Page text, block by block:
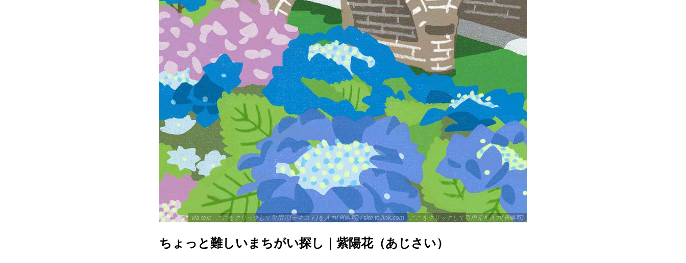
via text - ここをクリックして引用元(テキスト)を入力(省略可) /site.to.link.com - ここをクリックして引用元を入力(省略可)
ちょっと難しいまちがい探し｜紫陽花（あじさい）